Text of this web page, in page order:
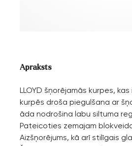
Apraksts
LLOYD šņorējamās kurpes,
kurpēs droša piegulšana ar
āda nodrošina labu siltuma
Pateicoties zemajam
Aizšņorējums, kā arī stilīgais